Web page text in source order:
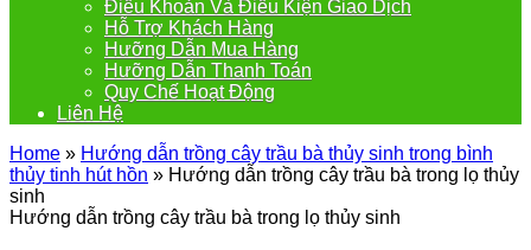
Điều Khoản Và Điều Kiện Giao Dịch
Hỗ Trợ Khách Hàng
Hưỡng Dẫn Mua Hàng
Hưỡng Dẫn Thanh Toán
Quy Chế Hoạt Động
Liên Hệ
Home » Hướng dẫn trồng cây trầu bà thủy sinh trong bình
thủy tinh hút hồn » Hướng dẫn trồng cây trầu bà trong lọ thủy
sinh
Hướng dẫn trồng cây trầu bà trong lọ thủy sinh